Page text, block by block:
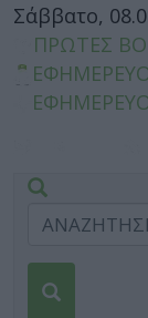
Σάββατο,
ΠΡΩΤΕΣ